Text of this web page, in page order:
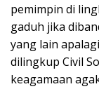
pemimpin di
gaduh jika
yang lain
dilingkup Civil
keagamaan